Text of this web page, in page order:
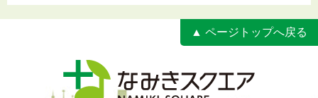
▲ ページトップへ戻る